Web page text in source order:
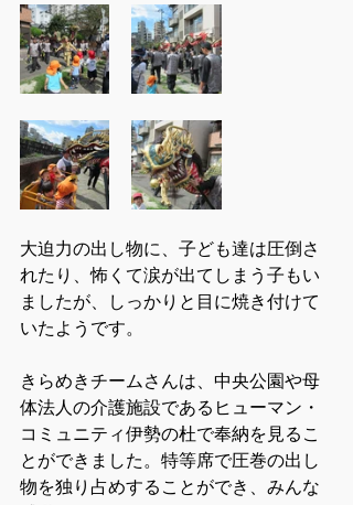
大迫力の出し物に、子ども達は圧倒さ
れたり、怖くて涙が出てしまう子もい
ましたが、しっかりと目に焼き付けて
いたようです。
きらめきチームさんは、中央公園や母
体法人の介護施設であるヒューマン・
コミュニティ伊勢の杜で奉納を見るこ
とができました。特等席で圧巻の出し
物を独り占めすることができ、みんな